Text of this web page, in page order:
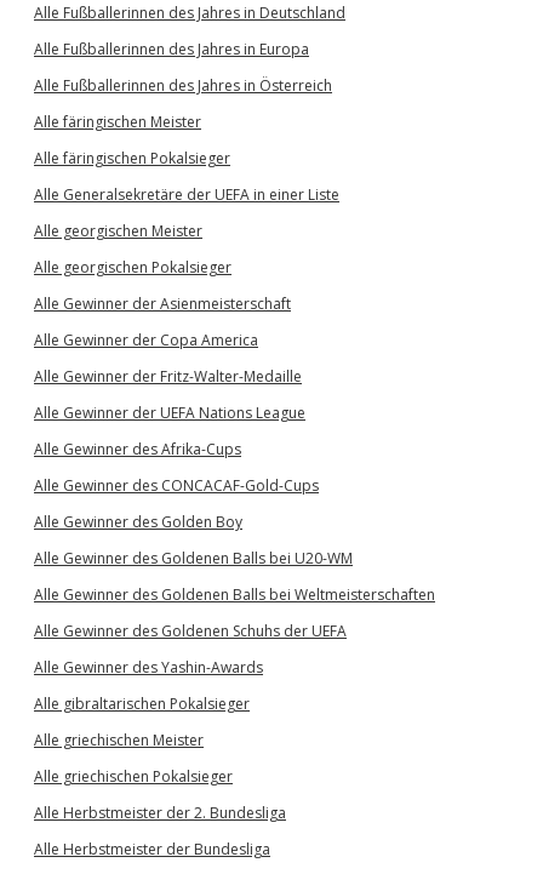
Alle Fußballerinnen des Jahres in Deutschland
Alle Fußballerinnen des Jahres in Europa
Alle Fußballerinnen des Jahres in Österreich
Alle färingischen Meister
Alle färingischen Pokalsieger
Alle Generalsekretäre der UEFA in einer Liste
Alle georgischen Meister
Alle georgischen Pokalsieger
Alle Gewinner der Asienmeisterschaft
Alle Gewinner der Copa America
Alle Gewinner der Fritz-Walter-Medaille
Alle Gewinner der UEFA Nations League
Alle Gewinner des Afrika-Cups
Alle Gewinner des CONCACAF-Gold-Cups
Alle Gewinner des Golden Boy
Alle Gewinner des Goldenen Balls bei U20-WM
Alle Gewinner des Goldenen Balls bei Weltmeisterschaften
Alle Gewinner des Goldenen Schuhs der UEFA
Alle Gewinner des Yashin-Awards
Alle gibraltarischen Pokalsieger
Alle griechischen Meister
Alle griechischen Pokalsieger
Alle Herbstmeister der 2. Bundesliga
Alle Herbstmeister der Bundesliga